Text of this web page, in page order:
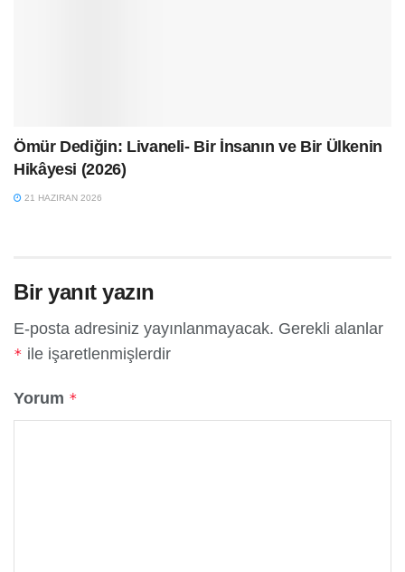
Ömür Dediğin: Livaneli- Bir İnsanın ve Bir Ülkenin
Hikâyesi (2026)
21 HAZIRAN 2026
Bir yanıt yazın
E-posta adresiniz yayınlanmayacak. Gerekli alanlar
* ile işaretlenmişlerdir
Yorum *